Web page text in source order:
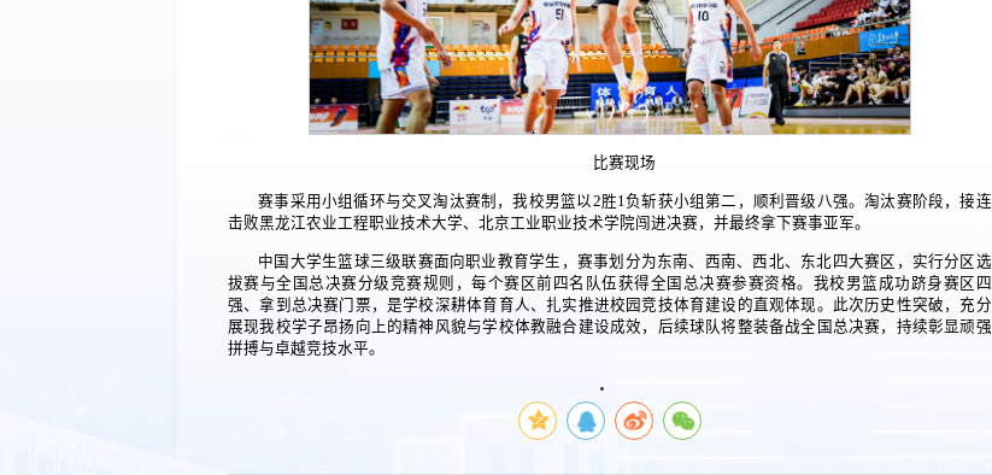
比赛现场
赛事采用小组循环与交叉淘汰赛制，我校男篮以2胜1负斩获小组第二，顺利晋级八强。淘汰赛阶段，接连
击败黑龙江农业工程职业技术大学、北京工业职业技术学院闯进决赛，并最终拿下赛事亚军。
中国大学生篮球三级联赛面向职业教育学生，赛事划分为东南、西南、西北、东北四大赛区，实行分区选
拔赛与全国总决赛分级竞赛规则，每个赛区前四名队伍获得全国总决赛参赛资格。我校男篮成功跻身赛区四
强、拿到总决赛门票，是学校深耕体育育人、扎实推进校园竞技体育建设的直观体现。此次历史性突破，充分
展现我校学子昂扬向上的精神风貌与学校体教融合建设成效，后续球队将整装备战全国总决赛，持续彰显顽强
拼搏与卓越竞技水平。